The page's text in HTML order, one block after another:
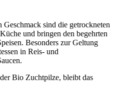
sind die getrockneten
und bringen den begehrten
Besonders zur Geltung
in Reis- und
Bio Zuchtpilze, bleibt das